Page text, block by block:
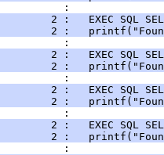
:
2 :   EXEC SQL
2 :
:
2 :   EXEC SQL
2 :
:
2 :   EXEC SQL
2 :
:
2 :   EXEC SQL
2 :
: